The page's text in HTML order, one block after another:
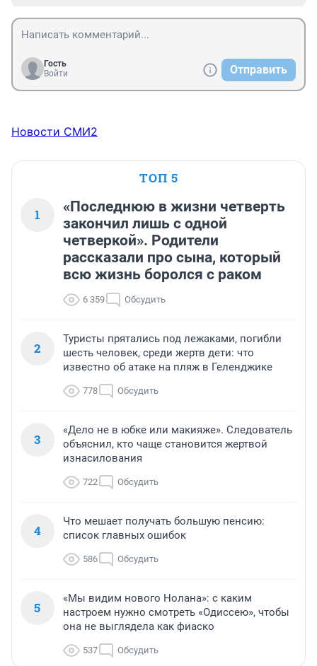
Гость
Войти
Отправить
Новости СМИ2
ТОП 5
1
«Последнюю в жизни четверть
закончил лишь с одной
четверкой». Родители
рассказали про сына, который
всю жизнь боролся с раком
6 359 Обсудить
2
Туристы прятались под лежаками, погибли
шесть человек, среди жертв дети: что
известно об атаке на пляж в Геленджике
778 Обсудить
3
«Дело не в юбке или макияже». Следователь
объяснил, кто чаще становится жертвой
изнасилования
722 Обсудить
4
Что мешает получать большую пенсию:
список главных ошибок
586 Обсудить
5
«Мы видим нового Нолана»: с каким
настроем нужно смотреть «Одиссею», чтобы
она не выглядела как фиаско
537 Обсудить